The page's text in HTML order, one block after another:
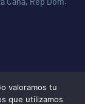
valoramos tu
que utilizamos